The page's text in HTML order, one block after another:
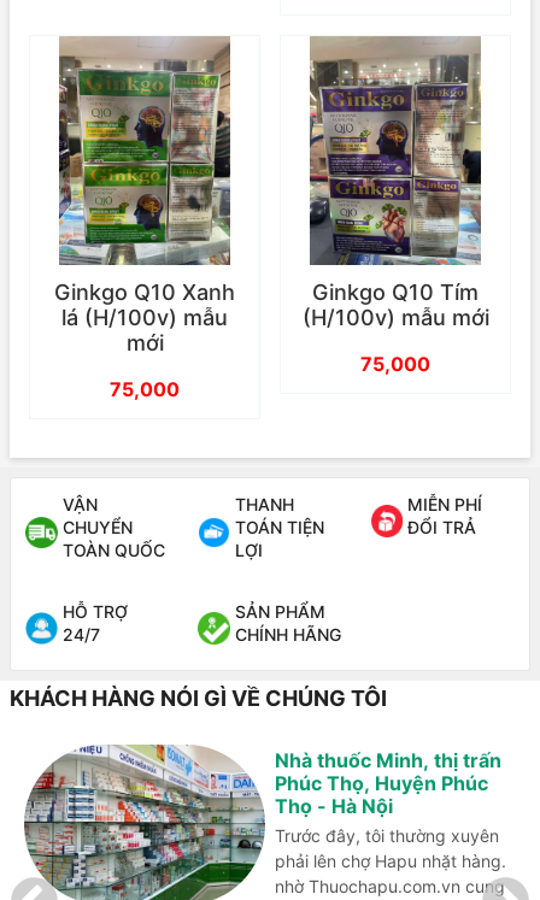
Ginkgo Q10 Xanh
lá (H/100v) mẫu
mới
75,000
Ginkgo Q10 Tím
(H/100v) mẫu mới
75,000
VẬN
CHUYỂN
TOÀN QUỐC
THANH
TOÁN TIỆN
LỢI
MIỄN PHÍ
ĐỔI TRẢ
HỖ TRỢ
24/7
SẢN PHẨM
CHÍNH HÃNG
KHÁCH HÀNG NÓI GÌ VỀ CHÚNG TÔI
Nhà thuốc Minh, thị trấn
Phúc Thọ, Huyện Phúc
Thọ - Hà Nội
Trước đây, tôi thường xuyên
phải lên chợ Hapu nhặt hàng.
nhờ Thuochapu.com.vn cung